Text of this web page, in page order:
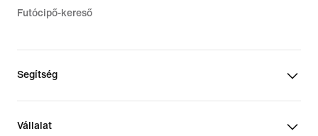
Futócipő-kereső
Segítség
Vállalat